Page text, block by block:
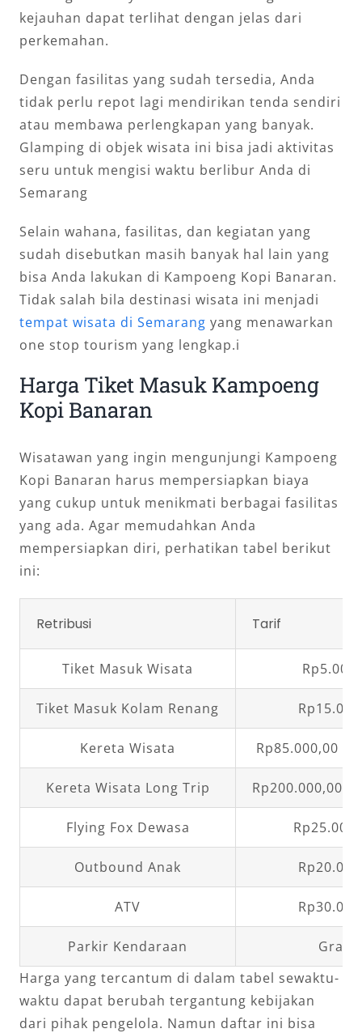
kejauhan dapat terlihat dengan jelas dari
perkemahan.
Dengan fasilitas yang sudah tersedia, Anda
tidak perlu repot lagi mendirikan tenda sendiri
atau membawa perlengkapan yang banyak.
Glamping di objek wisata ini bisa jadi aktivitas
seru untuk mengisi waktu berlibur Anda di
Semarang
Selain wahana, fasilitas, dan kegiatan yang
sudah disebutkan masih banyak hal lain yang
bisa Anda lakukan di Kampoeng Kopi Banaran.
Tidak salah bila destinasi wisata ini menjadi
tempat wisata di Semarang yang menawarkan
one stop tourism yang lengkap.i
Harga Tiket Masuk Kampoeng
Kopi Banaran
Wisatawan yang ingin mengunjungi Kampoeng
Kopi Banaran harus mempersiapkan biaya
yang cukup untuk menikmati berbagai fasilitas
yang ada. Agar memudahkan Anda
mempersiapkan diri, perhatikan tabel berikut
ini:
Retribusi Tarif
Tiket Masuk Wisata
Tiket Masuk Kolam Renang
Kereta Wisata Rp85.000,00
Kereta Wisata Long Trip Rp200.000,00
Flying Fox Dewasa
Outbound Anak
ATV
Parkir Kendaraan
Gratis
Harga yang tercantum di dalam tabel sewaktu-
waktu dapat berubah tergantung kebijakan
dari pihak pengelola. Namun daftar ini bisa